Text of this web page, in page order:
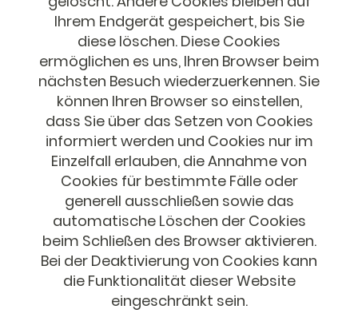
Ihrem Endgerät gespeichert, bis Sie
diese löschen. Diese Cookies
ermöglichen es uns, Ihren Browser beim
nächsten Besuch wiederzuerkennen. Sie
können Ihren Browser so einstellen,
dass Sie über das Setzen von Cookies
informiert werden und Cookies nur im
Einzelfall erlauben, die Annahme von
Cookies für bestimmte Fälle oder
generell ausschließen sowie das
automatische Löschen der Cookies
beim Schließen des Browser aktivieren.
Bei der Deaktivierung von Cookies kann
die Funktionalität dieser Website
eingeschränkt sein.